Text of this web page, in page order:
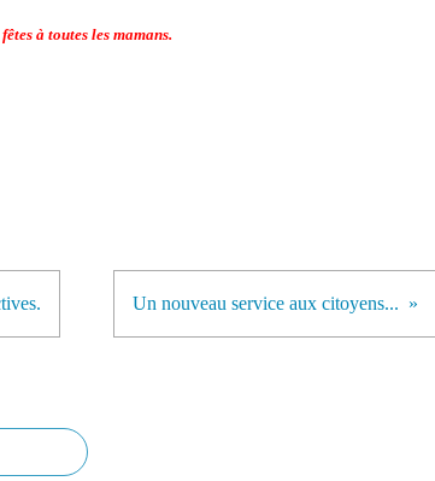
à toutes les mamans.
Un nouveau service aux citoyens...